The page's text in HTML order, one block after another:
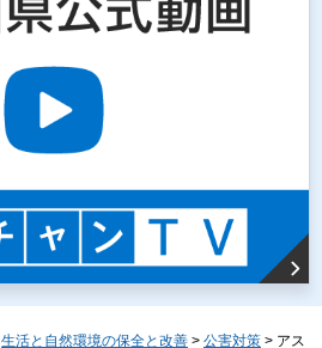
生活と自然環境の保全と改善 > 公害対策 > アス